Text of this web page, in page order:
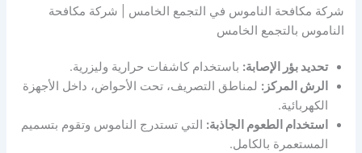
شركة مكافحة الناموس في التجمع الخامس | شركة مكافحة
الناموس بالتجمع الخامس
تحديد بؤر الإصابة: باستخدام كاشفات حرارية وليزرية.
الرش المركز: لمناطق التصريف، تحت الأحواض، داخل الأجهزة
الكهربائية.
استخدام الطعوم الجاذبة: التي تستدرج الناموس وتقوم بتسميم
المستعمرة بالكامل.